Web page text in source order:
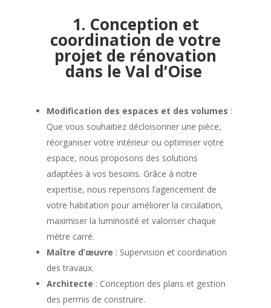
1. Conception et
coordination de votre
projet de rénovation
dans le Val d’Oise
Modification des espaces et des volumes :
Que vous souhaitiez décloisonner une pièce,
réorganiser votre intérieur ou optimiser votre
espace, nous proposons des solutions
adaptées à vos besoins. Grâce à notre
expertise, nous repensons l’agencement de
votre habitation pour améliorer la circulation,
maximiser la luminosité et valoriser chaque
mètre carré.
Maître d’œuvre : Supervision et coordination
des travaux.
Architecte : Conception des plans et gestion
des permis de construire.